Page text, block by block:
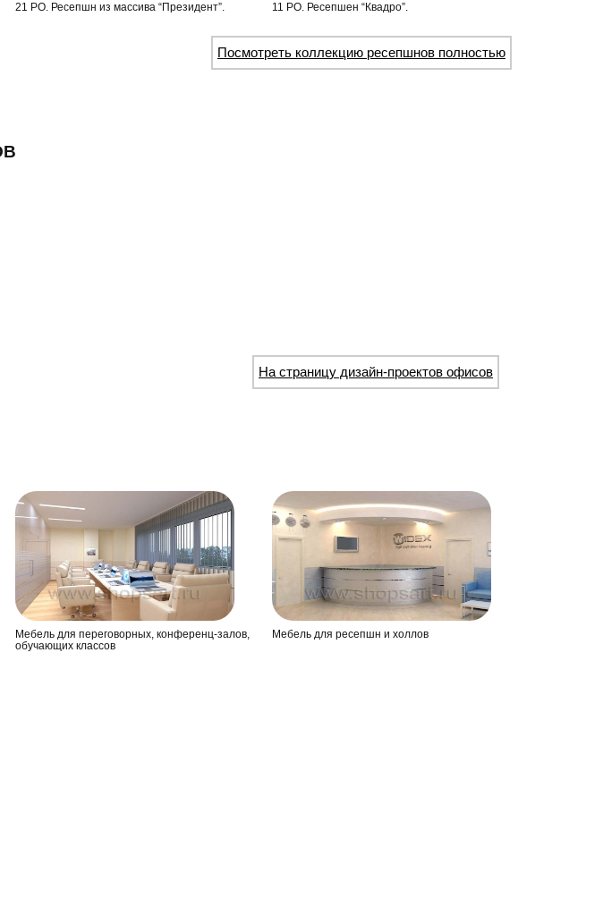
21 РО. Ресепшн из массива “Президент”. 11 РО. Ресепшен “Квадро”.
Посмотреть коллекцию ресепшнов полностью
На страницу дизайн-проектов офисов
Мебель для переговорных, конференц-залов,
обучающих классов
Мебель для ресепшн и холлов